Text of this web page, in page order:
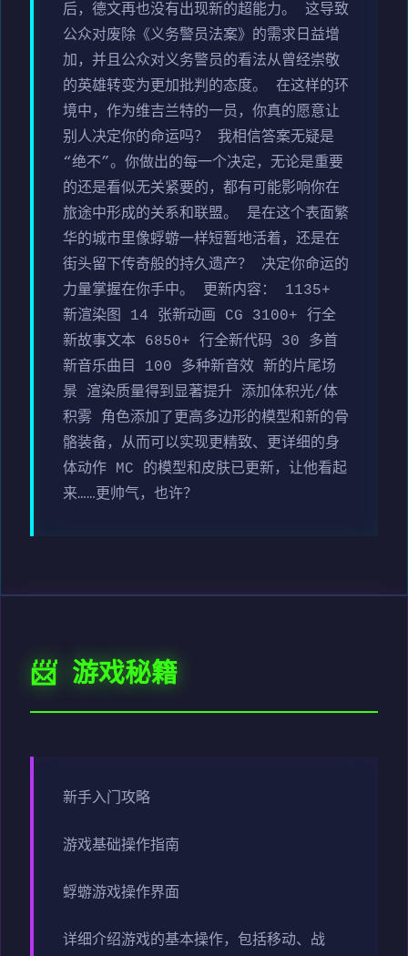
后，德文再也没有出现新的超能力。 这导致
公众对废除《义务警员法案》的需求日益增
加，并且公众对义务警员的看法从曾经崇敬
的英雄转变为更加批判的态度。 在这样的环
境中，作为维吉兰特的一员，你真的愿意让
别人决定你的命运吗？ 我相信答案无疑是
“绝不”。你做出的每一个决定，无论是重要
的还是看似无关紧要的，都有可能影响你在
旅途中形成的关系和联盟。 是在这个表面繁
华的城市里像蜉蝣一样短暂地活着，还是在
街头留下传奇般的持久遗产？ 决定你命运的
力量掌握在你手中。 更新内容： 1135+
新渲染图 14 张新动画 CG 3100+ 行全
新故事文本 6850+ 行全新代码 30 多首
新音乐曲目 100 多种新音效 新的片尾场
景 渲染质量得到显著提升 添加体积光/体
积雾 角色添加了更高多边形的模型和新的骨
骼装备，从而可以实现更精致、更详细的身
体动作 MC 的模型和皮肤已更新，让他看起
来……更帅气，也许？
📨 游戏秘籍
新手入门攻略
游戏基础操作指南
蜉蝣游戏操作界面
详细介绍游戏的基本操作，包括移动、战